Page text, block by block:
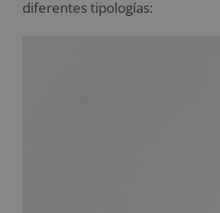
diferentes tipologías: